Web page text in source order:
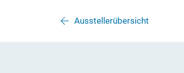
Ausstellerübersicht